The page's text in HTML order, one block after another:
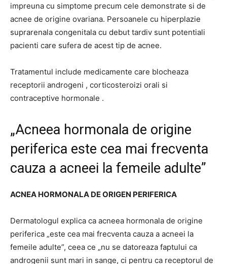
impreuna cu simptome precum cele demonstrate si de
acnee de origine ovariana. Persoanele cu hiperplazie
suprarenala congenitala cu debut tardiv sunt potentiali
pacienti care sufera de acest tip de acnee.
Tratamentul include medicamente care blocheaza
receptorii androgeni , corticosteroizi orali si
contraceptive hormonale .
„Acneea hormonala de origine
periferica este cea mai frecventa
cauza a acneei la femeile adulte”
ACNEA HORMONALA DE ORIGEN PERIFERICA
Dermatologul explica ca acneea hormonala de origine
periferica „este cea mai frecventa cauza a acneei la
femeile adulte”, ceea ce „nu se datoreaza faptului ca
androgenii sunt mari in sange, ci pentru ca receptorul de